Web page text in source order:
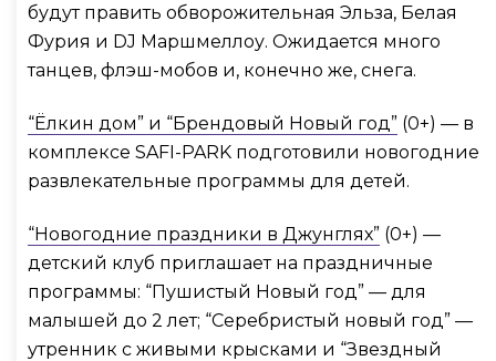
будут править обворожительная Эльза, Белая
Фурия и DJ Маршмеллоу. Ожидается много
танцев, флэш-мобов и, конечно же, снега.
“Ёлкин дом” и “Брендовый Новый год” (0+) — в
комплексе SAFI-PARK подготовили новогодние
развлекательные программы для детей.
“Новогодние праздники в Джунглях” (0+) —
детский клуб приглашает на праздничные
программы: “Пушистый Новый год” — для
малышей до 2 лет; “Серебристый новый год” —
утренник с живыми крысками и “Звездный